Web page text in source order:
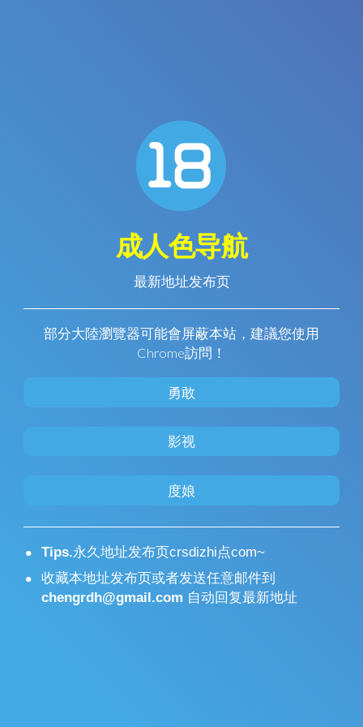
成人色导航
最新地址发布页
部分大陸瀏覽器可能會屏蔽本站，建議您使用
Chrome訪問！
勇敢
影视
度娘
Tips.永久地址发布页crsdizhi点com~
收藏本地址发布页或者发送任意邮件到
chengrdh@gmail.com 自动回复最新地址